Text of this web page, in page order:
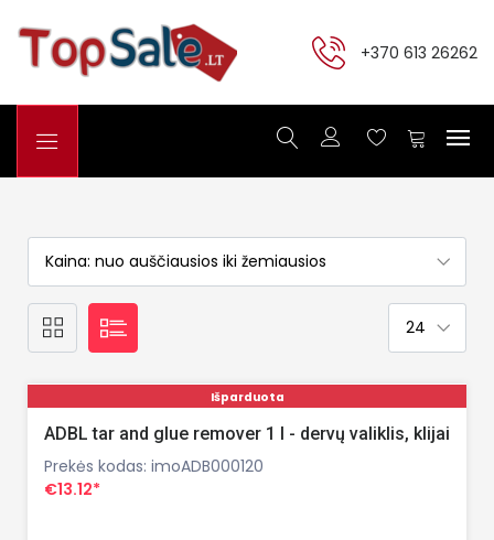
+370 613 26262
Išparduota
ADBL tar and glue remover 1 l - dervų valiklis, klijai
Prekės kodas: imoADB000120
€13.12*